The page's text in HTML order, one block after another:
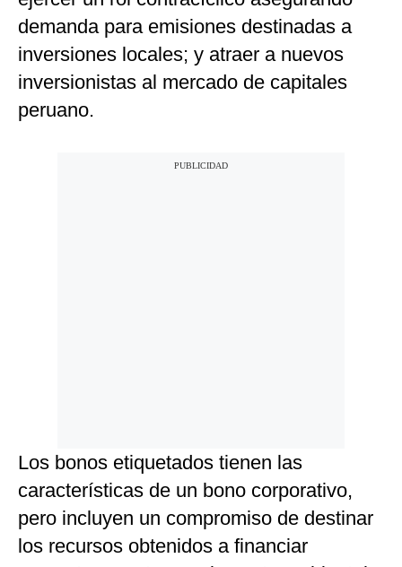
demanda para emisiones destinadas a
inversiones locales; y atraer a nuevos
inversionistas al mercado de capitales
peruano.
Los bonos etiquetados tienen las
características de un bono corporativo,
pero incluyen un compromiso de destinar
los recursos obtenidos a financiar